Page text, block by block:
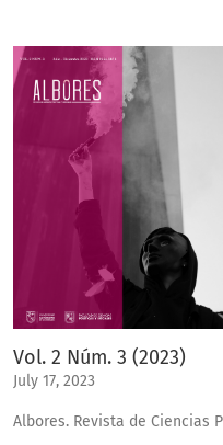
Vol. 2 Núm. 3 (2023)
July 17, 2023
Albores. Revista de Ciencias